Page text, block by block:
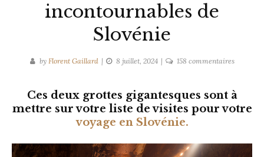
incontournables de
Slovénie
by Florent Gaillard 8 juillet, 2024 158 commentairessur
Postojna
?
Ces deux grottes gigantesques sont à
mettre sur votre liste de visites pour votre
voyage en Slovénie.